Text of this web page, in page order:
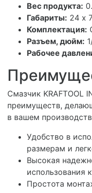
Вес продукта:
Габариты: 24 х
Комплектация:
Разъем, дюйм:
Рабочее
Смазчик KRAFTOOL
преимуществ,
в вашем
Удобство в
размерам и
Высокая
использования
Простота